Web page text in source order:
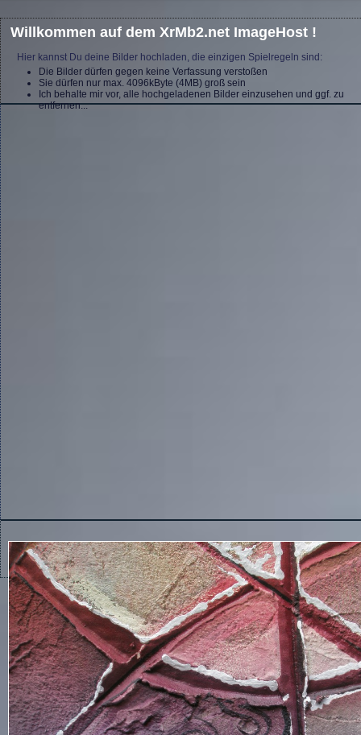
Willkommen auf dem XrMb2.net ImageHost !
Hier kannst Du deine Bilder hochladen, die einzigen Spielregeln sind:
Die Bilder dürfen gegen keine Verfassung verstoßen
Sie dürfen nur max. 4096kByte (4MB) groß sein
Ich behalte mir vor, alle hochgeladenen Bilder einzusehen und ggf. zu
entfernen...